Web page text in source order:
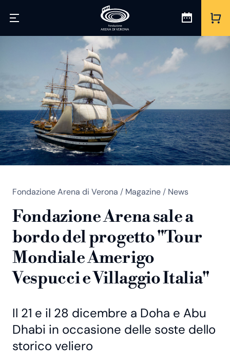
Fondazione Arena di Verona / Magazine / News
Fondazione Arena sale a
bordo del progetto "Tour
Mondiale Amerigo
Vespucci e Villaggio Italia"
Il 21 e il 28 dicembre a Doha e Abu
Dhabi in occasione delle soste dello
storico veliero